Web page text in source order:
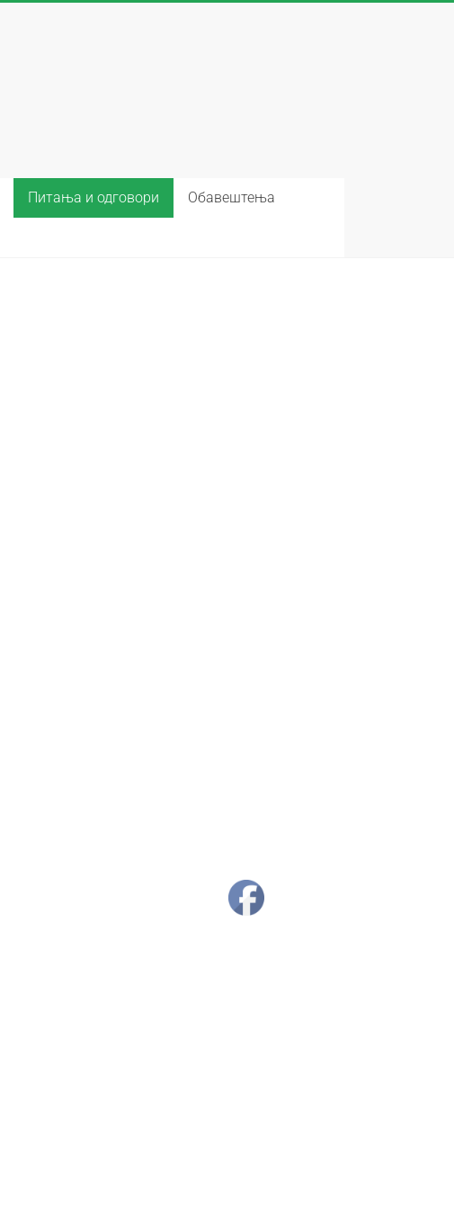
Питања и одговори Обавештења